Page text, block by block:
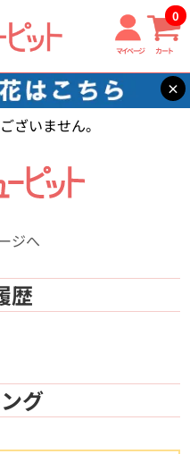
マイページ カート
0
×
ざいません。
ジへ
歴
グ